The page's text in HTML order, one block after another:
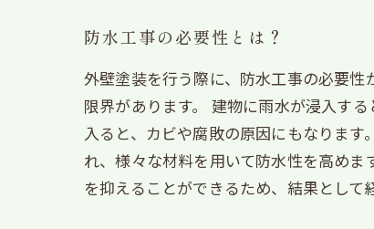
防水工事の必要性とは？
外壁塗装を行う際に、防水工事の必要
限界があります。 建物に雨水が浸入す
入ると、カビや腐敗の原因にもなりま
れ、様々な材料を用いて防水性を高め
を抑えることができるため、結果として